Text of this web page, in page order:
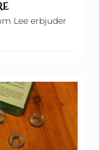
Lee erbjuder